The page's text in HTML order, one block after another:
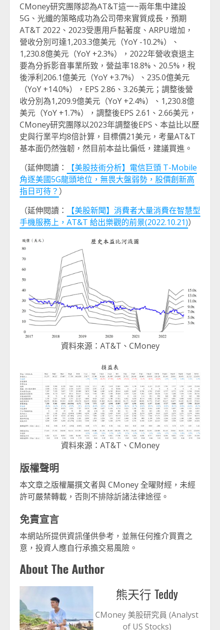
CMoney研究團隊認為AT&T這一~兩年集中建設
5G、光纖的策略成功為公司帶來實質成長，預期
AT&T 2022、2023受惠用戶黏著度、ARPU增加，
營收分別可達1,203.3億美元（YoY -10.2%）、
1,230.8億美元（YoY +2.3%），2022年營收衰退主
要為分拆影音事業所致，營益率18.8%、20.5%，稅
後淨利206.1億美元（YoY +3.7%）、235.0億美元
（YoY +14.0%），EPS 2.86、3.26美元；調整後營
收分別為1,209.9億美元（YoY +2.4%）、1,230.8億
美元（YoY +1.7%），調整後EPS 2.61、2.66美元，
CMoney研究團隊以2023年調整後EPS、本益比以歷
史與行業平均8倍計算，目標價21美元，考量AT&T
基本面仍然強韌，然目前本益比偏低，建議買進。
（延伸閱讀：
【美股技術分析】電信巨頭 T-Mobile
角逐美國5G龍頭地位，無畏大盤弱勢，股價創新高
指日可待？ ）
（延伸閱讀：
【美股新聞】消費者大量消費在智慧型
手機服務上，AT&T 給出樂觀的前景(2022.10.21)）
資料來源：AT&T、CMoney
資料來源：AT&T、CMoney
版權聲明
本文章之版權屬撰文者與 CMoney 全曜財經，未經
許可嚴禁轉載，否則不排除訢諸法律途徑。
免責宣言
本網站所提供資訊僅供參考，並無任何推介買賣之
意，投資人應自行承擔交易風險。
About The Author
熊天行 Teddy
CMoney 美股研究員 (Analyst
of US Stocks)